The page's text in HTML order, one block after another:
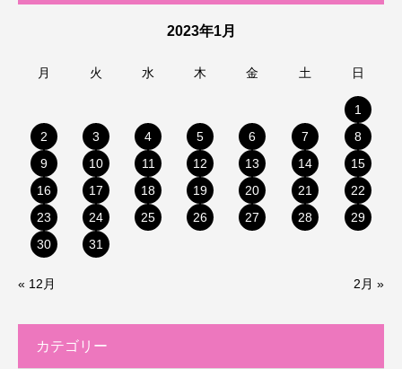
2023年1月
月 火 水 木 金 土 日
1
2
3 4 5 6 7
8
9
10 11 12 13 14
15
16
17 18 19 20 21
22
23
24 25 26 27 28
29
30
31
« 12月 2月 »
カテゴリー